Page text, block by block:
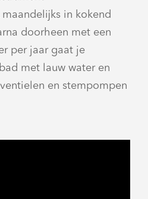
in kokend
doorheen met een
per jaar gaat je
met lauw water en
en stempompen